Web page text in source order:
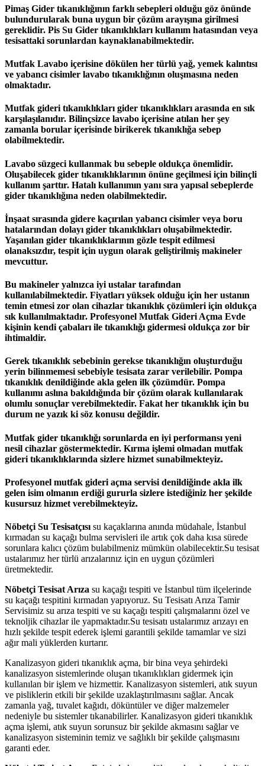
Pimaş Gider tıkanıklığının farklı sebepleri olduğu göz önünde
bulundurularak buna uygun bir çözüm arayışına girilmesi
gereklidir. Pis Su Gider tıkanıklıkları kullanım hatasından veya
tesisattaki sorunlardan kaynaklanabilmektedir.
Mutfak Lavabo içerisine dökülen her türlü yağ, yemek kalıntısı
ve yabancı cisimler lavabo tıkanıklığının oluşmasına neden
olmaktadır.
Mutfak gideri tıkanıklıkları gider tıkanıklıkları arasında en sık
karşılaşılanıdır. Bilinçsizce lavabo içerisine atılan her şey
zamanla borular içerisinde birikerek tıkanıklığa sebep
olabilmektedir.
Lavabo süzgeci kullanmak bu sebeple oldukça önemlidir.
Oluşabilecek gider tıkanıklıklarının önüne geçilmesi için bilinçli
kullanım şarttır. Hatalı kullanımın yanı sıra yapısal sebeplerde
gider tıkanıklığına neden olabilmektedir.
İnşaat sırasında gidere kaçırılan yabancı cisimler veya boru
hatalarından dolayı gider tıkanıklıkları oluşabilmektedir.
Yaşanılan gider tıkanıklıklarının gözle tespit edilmesi
olanaksızdır, tespit için uygun olarak geliştirilmiş makineler
mevcuttur.
Bu makineler yalnızca iyi ustalar tarafından
kullanılabilmektedir. Fiyatları yüksek olduğu için her ustanın
temin etmesi zor olan cihazlar tıkanıklık çözümleri için oldukça
sık kullanılmaktadır. Profesyonel Mutfak Gideri Açma Evde
kişinin kendi çabaları ile tıkanıklığı gidermesi oldukça zor bir
ihtimaldir.
Gerek tıkanıklık sebebinin gerekse tıkanıklığın oluşturduğu
yerin bilinmemesi sebebiyle tesisata zarar verilebilir. Pompa
tıkanıklık denildiğinde akla gelen ilk çözümdür. Pompa
kullanımı aslına bakıldığında bir çözüm olarak kullanılarak
olumlu sonuçlar verebilmektedir. Fakat her tıkanıklık için bu
durum ne yazık ki söz konusu değildir.
Mutfak gider tıkanıklığı sorunlarda en iyi performansı yeni
nesil cihazlar göstermektedir. Kırma işlemi olmadan mutfak
gideri tıkanıklıklarında sizlere hizmet sunabilmekteyiz.
Profesyonel mutfak gideri açma servisi denildiğinde akla ilk
gelen isim olmanın erdiği gururla sizlere istediğiniz her şekilde
kusursuz hizmet verebilmekteyiz.
Nöbetçi Su Tesisatçısı su kaçaklarına anında müdahale, İstanbul
kırmadan su kaçağı bulma servisleri ile artık çok daha kısa sürede
sorunlara kalıcı çözüm bulabilmeniz mümkün olabilecektir.Su tesisat
ustalarımız her türlü arızalarınız için en uygun çözümleri
üretmektedir.
Nöbetçi Tesisat Arıza su kaçağı tespiti ve İstanbul tüm ilçelerinde
su kaçağı tespitini kırmadan yapıyoruz. Su Tesisatı Arıza Tamir
Servisimiz su arıza tespiti ve su kaçağı tespiti çalışmalarını özel ve
teknoljik cihazlar ile yapmaktadır.Su tesisatı ustalarımız arızayı en
hızlı şekilde tespit ederek işlemi garantili şekilde tamamlar ve sizi
ağır mali yüklerden kurtarır.
Kanalizasyon gideri tıkanıklık açma, bir bina veya şehirdeki
kanalizasyon sistemlerinde oluşan tıkanıklıkları gidermek için
kullanılan bir işlem ve hizmettir. Kanalizasyon sistemleri, atık suyun
ve pisliklerin etkili bir şekilde uzaklaştırılmasını sağlar. Ancak
zamanla yağ, tuvalet kağıdı, döküntüler ve diğer malzemeler
nedeniyle bu sistemler tıkanabilirler. Kanalizasyon gideri tıkanıklık
açma işlemi, atık suyun sorunsuz bir şekilde akmasını sağlar ve
kanalizasyon sisteminin temiz ve sağlıklı bir şekilde çalışmasını
garanti eder.